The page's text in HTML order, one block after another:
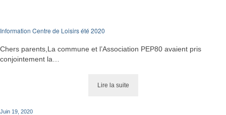
Information Centre de Loisirs été 2020
Chers parents,La commune et l’Association PEP80 avaient pris
conjointement la…
Lire la suite
Juin 19, 2020